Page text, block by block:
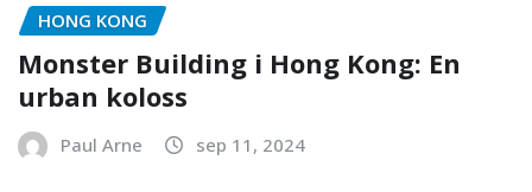
HONG KONG
Monster Building i Hong Kong: En
urban koloss
Paul Arne sep 11, 2024